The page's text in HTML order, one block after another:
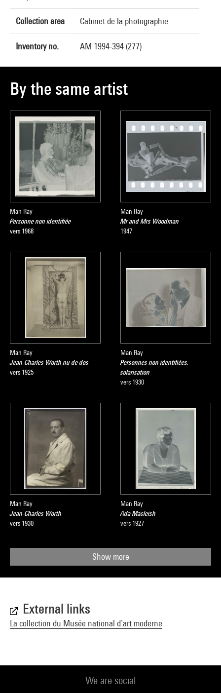
Collection area Cabinet de la photographie
Inventory no. AM 1994-394 (277)
By the same artist
Man Ray
Personne non identifiée
vers 1968
Man Ray
Mr and Mrs Woodman
1947
Man Ray
Jean-Charles Worth nu de dos
vers 1925
Man Ray
Personnes non identifiées,
solarisation
vers 1930
Man Ray
Jean-Charles Worth
vers 1930
Man Ray
Ada Macleish
vers 1927
Show more
External links
La collection du Musée national d’art moderne
We are social